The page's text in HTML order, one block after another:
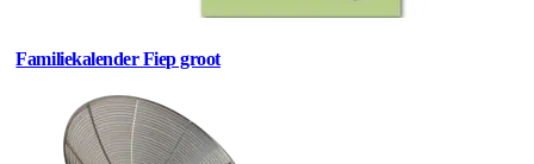
Familiekalender Fiep groot